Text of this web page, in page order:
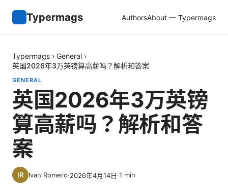
Typermags AuthorsAbout — Typermags
Typermags › General ›
英国2026年3万英镑算高薪吗？解析和答案
GENERAL
英国2026年3万英镑
算高薪吗？解析和答
案
Ivan Romero·2026年4月14日·1 min